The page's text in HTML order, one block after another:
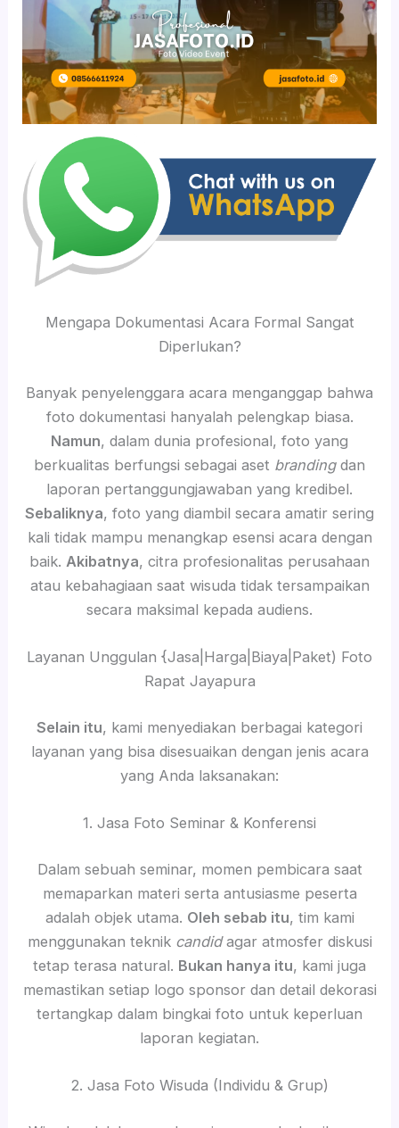
Mengapa Dokumentasi Acara Formal Sangat
Diperlukan?
Banyak penyelenggara acara menganggap bahwa
foto dokumentasi hanyalah pelengkap biasa.
Namun, dalam dunia profesional, foto yang
berkualitas berfungsi sebagai aset brandingdan
laporan pertanggungjawaban yang kredibel.
Sebaliknya, foto yang diambil secara amatir sering
kali tidak mampu menangkap esensi acara dengan
baik. Akibatnya, citra profesionalitas perusahaan
atau kebahagiaan saat wisuda tidak tersampaikan
secara maksimal kepada audiens.
Layanan Unggulan {Jasa|Harga|Biaya|Paket) Foto
Rapat Jayapura
Selain itu, kami menyediakan berbagai kategori
layanan yang bisa disesuaikan dengan jenis acara
yang Anda laksanakan:
1. Jasa Foto Seminar & Konferensi
Dalam sebuah seminar, momen pembicara saat
memaparkan materi serta antusiasme peserta
adalah objek utama. Oleh sebab itu, tim kami
menggunakan teknik candidagar atmosfer diskusi
tetap terasa natural. Bukan hanya itu, kami juga
memastikan setiap logo sponsor dan detail dekorasi
tertangkap dalam bingkai foto untuk keperluan
laporan kegiatan.
2. Jasa Foto Wisuda (Individu & Grup)